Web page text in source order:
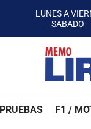
LUNES A
SABADO
ESCUCHA
CON MEMO
LUNES A
SABADO
F1 /